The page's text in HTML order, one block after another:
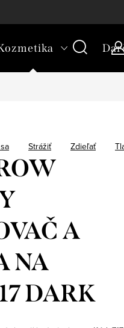
A
NA
DARK
Strážiť Zdieľať